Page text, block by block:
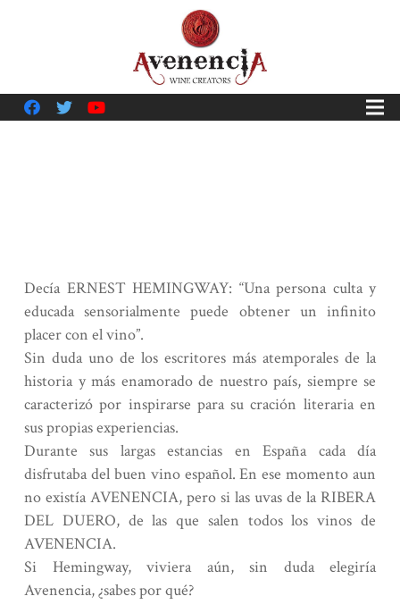
Decía ERNEST HEMINGWAY: “Una persona culta y
educada sensorialmente puede obtener un infinito
placer con el vino”.
Sin duda uno de los escritores más atemporales de la
historia y más enamorado de nuestro país, siempre se
caracterizó por inspirarse para su cración literaria en
sus propias experiencias.
Durante sus largas estancias en España cada día
disfrutaba del buen vino español. En ese momento aun
no existía AVENENCIA, pero si las uvas de la RIBERA
DEL DUERO, de las que salen todos los vinos de
AVENENCIA.
Si Hemingway, viviera aún, sin duda elegiría
Avenencia, ¿sabes por qué?